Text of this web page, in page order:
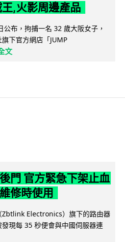
,火影周邊產品
布，拘捕一名 32 歲大阪女子，
下官方網店「JUMP
文
門 官方緊急下架止血
修時使用
Zbtlink Electronics）旗下的路由器
現每 35 秒便會與中國伺服器連